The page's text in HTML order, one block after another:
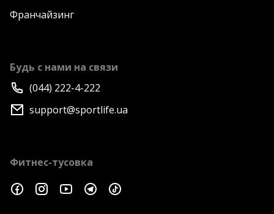
Франчайзинг
Будь с нами на связи
(044) 222-4-222
support@sportlife.ua
Фитнес-тусовка